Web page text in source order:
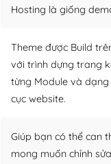
Hosting là giống
Theme được Build
với trình dựng trang
từng Module và
cục website.
Giúp bạn có thể can
mong muốn chỉnh